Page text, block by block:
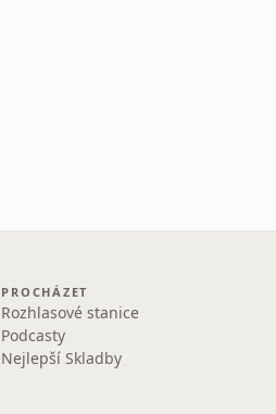
PROCHÁZET
Rozhlasové stanice
Podcasty
Nejlepší Skladby